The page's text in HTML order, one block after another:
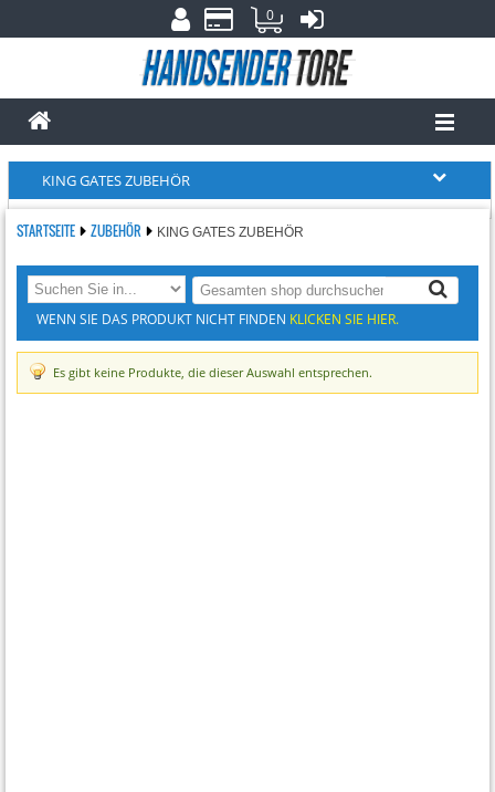
0
KING GATES ZUBEHÖR
STARTSEITE ZUBEHÖR KING GATES ZUBEHÖR
WENN SIE DAS PRODUKT NICHT FINDEN KLICKEN SIE HIER.
Es gibt keine Produkte, die dieser Auswahl entsprechen.